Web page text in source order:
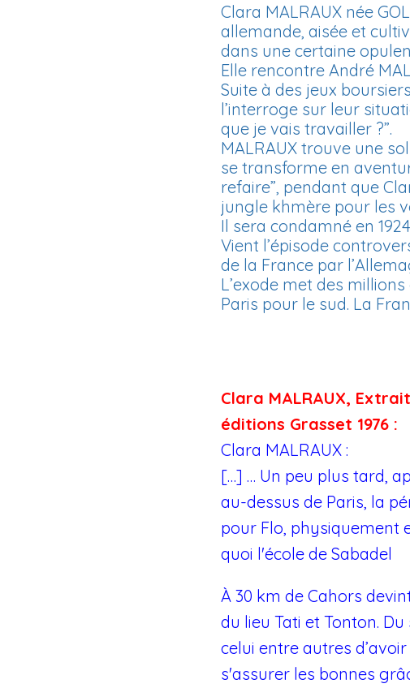
Clara MALRAUX née
allemande, aisée et
dans une certaine
Elle rencontre André
Suite à des jeux
l’interroge sur leur
que je vais travailler ?”.
MALRAUX trouve une
se transforme en
refaire”, pendant que
jungle khmère pour les
Il sera condamné en
Vient l’épisode
de la France par
L’exode met des
Paris pour le sud. La
Clara MALRAUX,
éditions Grasset 1976 :
Clara MALRAUX :
[…] … Un peu plus tard,
au-dessus de Paris, la
pour Flo, physiquement
quoi l'école de Sabadel
À 30 km de Cahors
du lieu Tati et Tonton.
celui entre autres
s'assurer les bonnes